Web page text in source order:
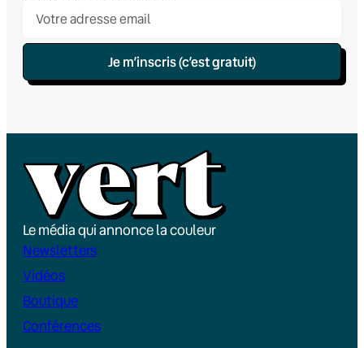
Je m’inscris (c’est gratuit)
Le média qui annonce la couleur
Newsletters
Vidéos
Boutique
Conférences